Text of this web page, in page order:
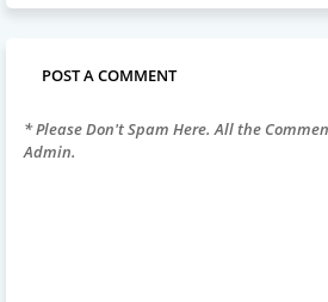
POST A COMMENT
* Please Don't Spam Here. All the
Admin.